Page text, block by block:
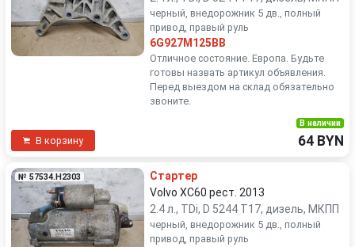
черный, внедорожник 5 дв., полный
привод, правый руль
6G927M125BB
Отличное состояние. Европа. Будьте
готовы назвать артикул объявления.
Перед выездом на склад обязательно
звоните.
В корзину
В наличии
64 BYN
№ 57534.H2303
Стартер
Volvo XC60 рест. 2013
2.4 л., TDi, D 5244 T17, дизель, МКПП
черный, внедорожник 5 дв., полный
привод, правый руль